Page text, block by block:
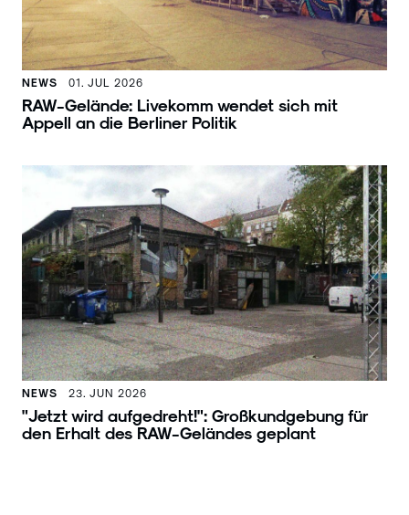
NEWS 01. JUL 2026
RAW-Gelände: Livekomm wendet sich mit
Appell an die Berliner Politik
NEWS 23. JUN 2026
"Jetzt wird aufgedreht!": Großkundgebung für
den Erhalt des RAW-Geländes geplant